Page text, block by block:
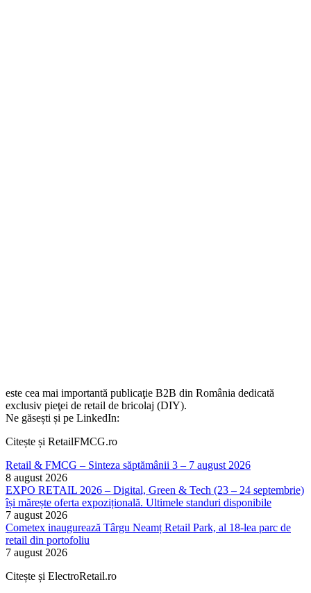
este cea mai importantă publicaţie B2B din România dedicată
exclusiv pieţei de retail de bricolaj (DIY).
Ne găsești și pe LinkedIn:
Citește și RetailFMCG.ro
Retail & FMCG – Sinteza săptămânii 3 – 7 august 2026
8 august 2026
EXPO RETAIL 2026 – Digital, Green & Tech (23 – 24 septembrie)
își mărește oferta expozițională. Ultimele standuri disponibile
7 august 2026
Cometex inaugurează Târgu Neamț Retail Park, al 18-lea parc de
retail din portofoliu
7 august 2026
Citește și ElectroRetail.ro